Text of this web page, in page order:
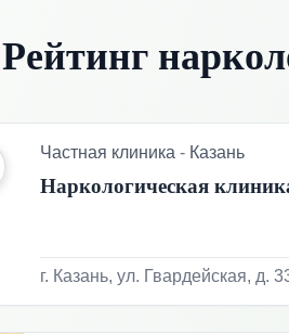
Рейтинг
Частная клиника - Казань
Наркологическая
г. Казань, ул. Гвардейская, д.